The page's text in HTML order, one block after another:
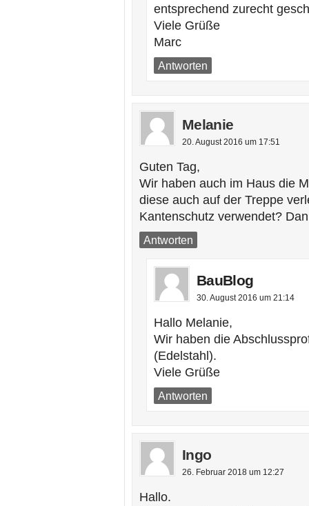
entsprechend zurecht
Viele Grüße
Marc
Antworten
Melanie
20. August 2016 um 17:51
Guten Tag,
Wir haben auch im Haus die
diese auch auf der Treppe
Kantenschutz verwendet?
Antworten
BauBlog
30. August 2016 um 21:14
Hallo Melanie,
Wir haben die
(Edelstahl).
Viele Grüße
Antworten
Ingo
26. Februar 2018 um 12:27
Hallo.